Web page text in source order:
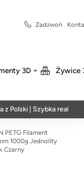
Zadzwoń
3D Żywice
| Szybka realizacja w 24h
PETG Filament
1000g Jednolity
Czarny